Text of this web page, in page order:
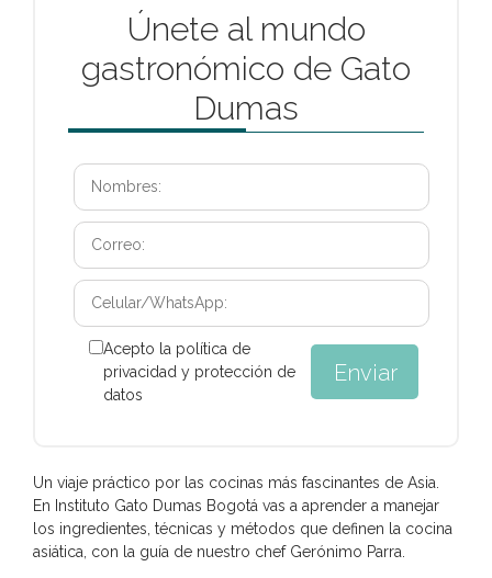
Únete al mundo
gastronómico de Gato
Dumas
Acepto la política de
privacidad y protección de
datos
Un viaje práctico por las cocinas más fascinantes de Asia.
En Instituto Gato Dumas Bogotá vas a aprender a manejar
los ingredientes, técnicas y métodos que definen la cocina
asiática, con la guía de nuestro chef Gerónimo Parra.